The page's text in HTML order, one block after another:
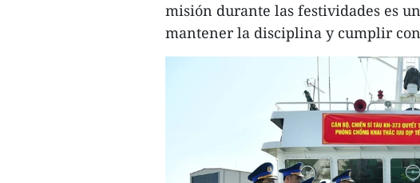
misión durante las festividades es
mantener la disciplina y cumplir con